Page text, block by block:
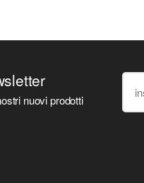
nuovi prodotti